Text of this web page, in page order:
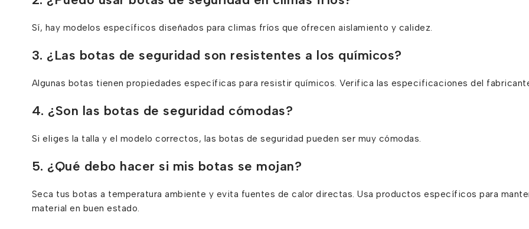
Sí, hay modelos específicos diseñados para climas fríos que ofrecen aislamiento y calidez.
3. ¿Las botas de seguridad son resistentes a los químicos?
Algunas botas tienen propiedades específicas para resistir químicos. Verifica las especificaciones del
4. ¿Son las botas de seguridad cómodas?
Si eliges la talla y el modelo correctos, las botas de seguridad pueden ser muy cómodas.
5. ¿Qué debo hacer si mis botas se mojan?
Seca tus botas a temperatura ambiente y evita fuentes de calor directas. Usa productos específicos para
material en buen estado.